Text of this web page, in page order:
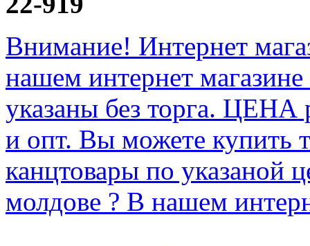
Внимание! Интернет
нашем интернет
указаны без торга.
и опт. Вы можете купить
канцтовары по указаной
молдове ? В нашем